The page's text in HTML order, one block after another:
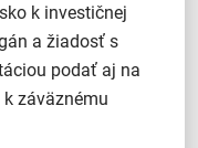
k investičnej
a žiadosť s
podať aj na
záväznému